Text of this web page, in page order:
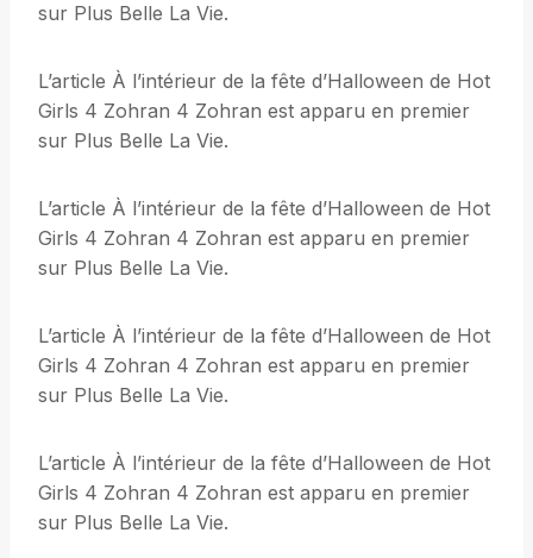
sur Plus Belle La Vie.
L’article À l’intérieur de la fête d’Halloween de Hot
Girls 4 Zohran 4 Zohran est apparu en premier
sur Plus Belle La Vie.
L’article À l’intérieur de la fête d’Halloween de Hot
Girls 4 Zohran 4 Zohran est apparu en premier
sur Plus Belle La Vie.
L’article À l’intérieur de la fête d’Halloween de Hot
Girls 4 Zohran 4 Zohran est apparu en premier
sur Plus Belle La Vie.
L’article À l’intérieur de la fête d’Halloween de Hot
Girls 4 Zohran 4 Zohran est apparu en premier
sur Plus Belle La Vie.